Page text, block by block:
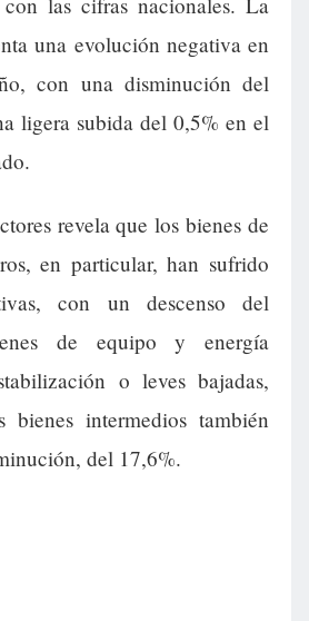
una evolución negativa en
con una disminución del
ligera subida del 0,5% en el
revela que los bienes de
en particular, han sufrido
con un descenso del
de equipo y energía
o leves bajadas,
bienes intermedios también
del 17,6%.